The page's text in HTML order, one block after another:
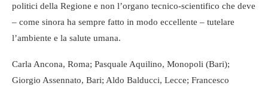
politici della Regione e non l’organo tecnico-scientifico che deve
– come sinora ha sempre fatto in modo eccellente – tutelare
l’ambiente e la salute umana.
Carla Ancona, Roma; Pasquale Aquilino, Monopoli (Bari);
Giorgio Assennato, Bari; Aldo Balducci, Lecce; Francesco